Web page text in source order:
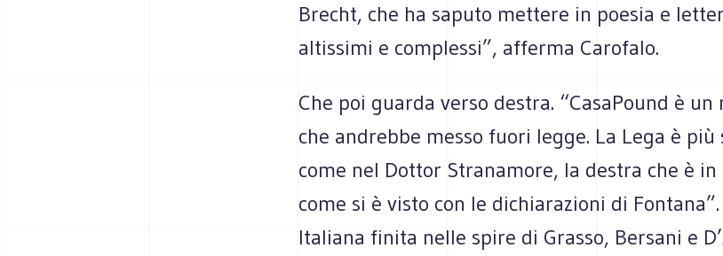
Brecht, che ha saputo mettere in poesia e
altissimi e complessi”, afferma Carofalo.
Che poi guarda verso destra. “CasaPound è
che andrebbe messo fuori legge. La Lega è
come nel Dottor Stranamore, la destra che è
come si è visto con le dichiarazioni di
Italiana finita nelle spire di Grasso, Bersani e